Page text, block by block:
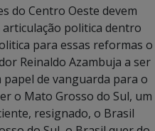
do Centro Oeste devem
politica dentro
para essas reformas o
Reinaldo Azambuja a ser
de vanguarda para o
o Mato Grosso do Sul, um
resignado, o Brasil